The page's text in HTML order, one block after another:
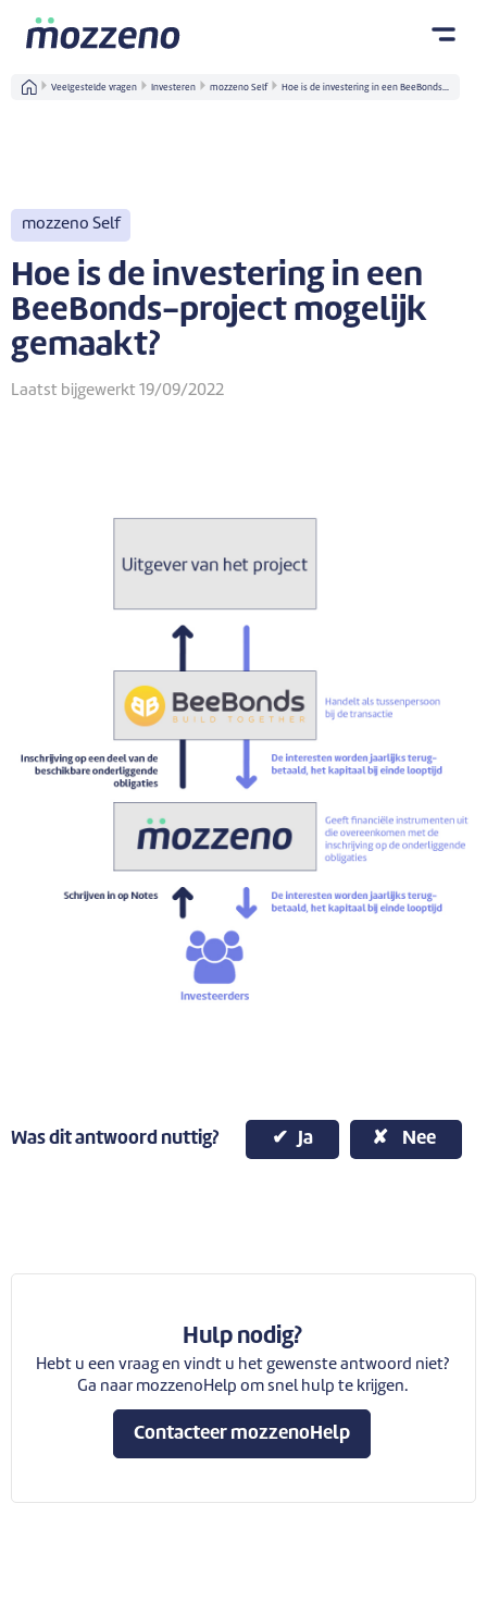
Veelgestelde vragen Investeren mozzeno Self Hoe is de investering in een BeeBonds...
mozzeno Self
Hoe is de investering in een
BeeBonds-project mogelijk
gemaakt?
Laatst bijgewerkt 19/09/2022
Was dit antwoord nuttig? Ja Nee
Hulp nodig?
Hebt u een vraag en vindt u het gewenste antwoord niet?
Ga naar mozzenoHelp om snel hulp te krijgen.
Contacteer mozzenoHelp